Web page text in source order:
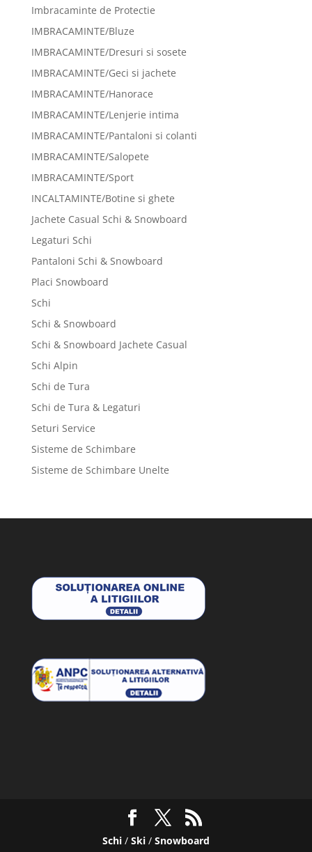
Imbracaminte de Protectie
IMBRACAMINTE/Bluze
IMBRACAMINTE/Dresuri si sosete
IMBRACAMINTE/Geci si jachete
IMBRACAMINTE/Hanorace
IMBRACAMINTE/Lenjerie intima
IMBRACAMINTE/Pantaloni si colanti
IMBRACAMINTE/Salopete
IMBRACAMINTE/Sport
INCALTAMINTE/Botine si ghete
Jachete Casual Schi & Snowboard
Legaturi Schi
Pantaloni Schi & Snowboard
Placi Snowboard
Schi
Schi & Snowboard
Schi & Snowboard Jachete Casual
Schi Alpin
Schi de Tura
Schi de Tura & Legaturi
Seturi Service
Sisteme de Schimbare
Sisteme de Schimbare Unelte
Schi/ Ski/ Snowboard